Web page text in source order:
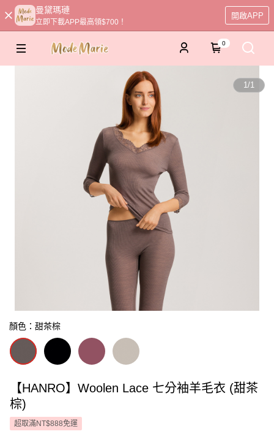
曼黛瑪璉
立即下載APP最高領$700！
開啟APP
0
1/1
顏色：甜茶棕
【HANRO】Woolen Lace 七分袖羊毛衣 (甜茶
棕)
超取滿NT$888免運